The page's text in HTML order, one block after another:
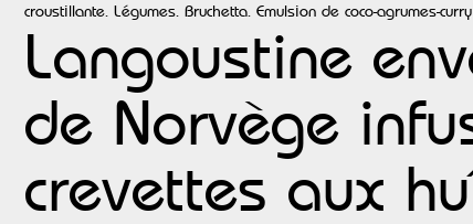
croustillante. Légumes. Bruchetta. Emulsion de coco-agrumes-curry
Langoustine
de Norvège
crevettes aux